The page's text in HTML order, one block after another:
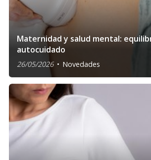
Maternidad y salud mental:
autocuidado
26/05/2026 Novedades